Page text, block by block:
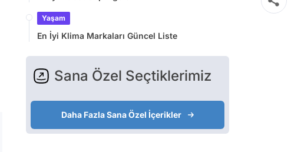
Yaşam
En İyi Klima Markaları Güncel Liste
Sana Özel Seçtiklerimiz
Daha Fazla Sana Özel İçerikler